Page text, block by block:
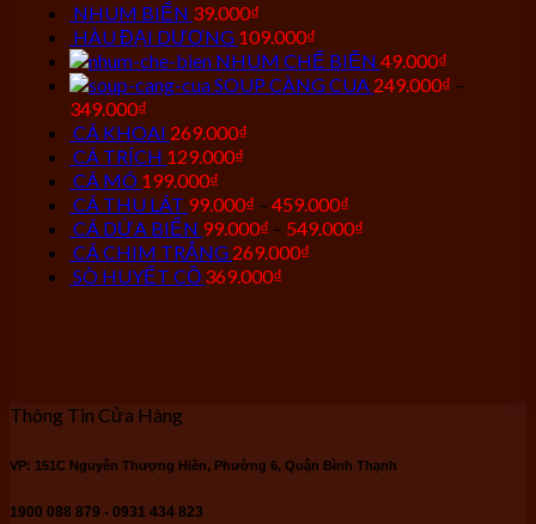
NHUM BIỂN 39.000₫
HÀU ĐẠI DƯƠNG 109.000₫
NHUM CHẾ BIẾN 49.000₫
SOUP CÀNG CUA 249.000₫ –
349.000₫
CÁ KHOAI 269.000₫
CÁ TRÍCH 129.000₫
CÁ MÓ 199.000₫
CÁ THU LÁT 99.000₫ – 459.000₫
CÁ DỨA BIỂN 99.000₫ – 549.000₫
CÁ CHIM TRẮNG 269.000₫
SÒ HUYẾT CỒ 369.000₫
Thông Tin Cửa Hàng
VP: 151C Nguyễn Thượng Hiền, Phường 6, Quận Bình Thạnh
1900 088 879 - 0931 434 823